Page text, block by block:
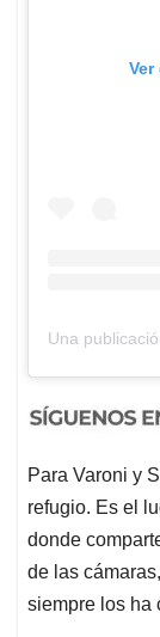
Una
Para Varoni y
refugio. Es el
donde
de las
siempre los ha